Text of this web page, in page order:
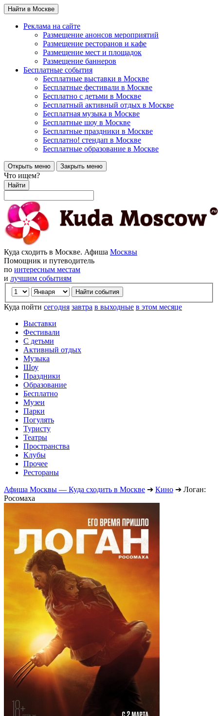
Найти в Москве
Реклама на сайте
Размещение анонсов мероприятий
Размещение ресторанов и кафе
Размещение мест и площадок
Размещение баннеров
Бесплатные события
Бесплатные выставки в Москве
Бесплатные фестивали в Москве
Бесплатно с детьми в Москве
Бесплатный активный отдых в Москве
Бесплатная музыка в Москве
Бесплатные шоу в Москве
Бесплатные праздники в Москве
Бесплатно! стендап в Москве
Бесплатные образование в Москве
Открыть меню Закрыть меню
Что ищем?
Найти
Куда сходить в Москве. Афиша Москвы
Помощник и путеводитель
по интересным местам
и лучшим событиям
Куда пойти сегодня завтра в выходные в этом месяце
Выставки
Фестивали
С детьми
Активный отдых
Музыка
Шоу
Праздники
Образование
Бесплатно
Музеи
Парки
Погулять
Туристу
Театры
Пространства
Клубы
Прочее
Рестораны
Афиша Москвы — Куда сходить в Москве ➔ Кино ➔ Логан:
Росомаха